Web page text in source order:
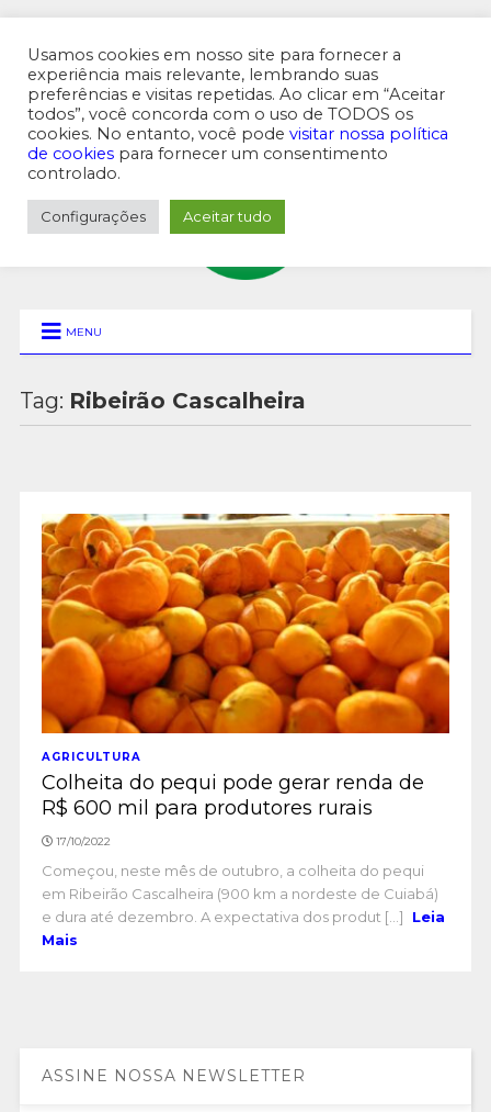
MENU SUPERIOR
MENU
Tag: Ribeirão Cascalheira
AGRICULTURA
Colheita do pequi pode gerar renda de
R$ 600 mil para produtores rurais
17/10/2022
Começou, neste mês de outubro, a colheita do pequi
em Ribeirão Cascalheira (900 km a nordeste de Cuiabá)
e dura até dezembro. A expectativa dos produt [...]
Leia
Mais
ASSINE NOSSA NEWSLETTER
Usamos cookies em nosso site para fornecer a
experiência mais relevante, lembrando suas
preferências e visitas repetidas. Ao clicar em “Aceitar
todos”, você concorda com o uso de TODOS os
cookies. No entanto, você pode visitar nossa política
de cookies para fornecer um consentimento
controlado.
Configurações Aceitar tudo